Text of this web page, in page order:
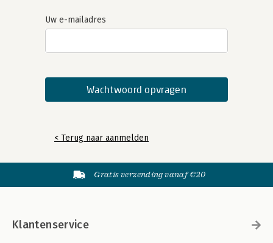
Uw e-mailadres
< Terug naar aanmelden
Gratis verzending vanaf €20
Klantenservice